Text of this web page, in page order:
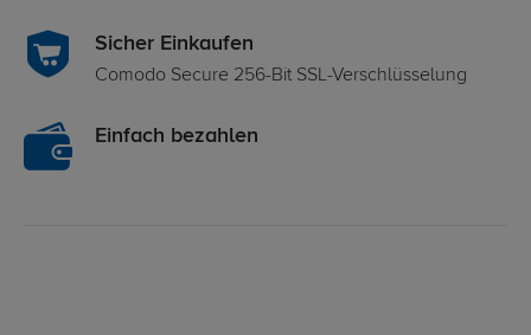
Sicher Einkaufen
Comodo Secure 256-Bit SSL-Verschlüsselung
Einfach bezahlen